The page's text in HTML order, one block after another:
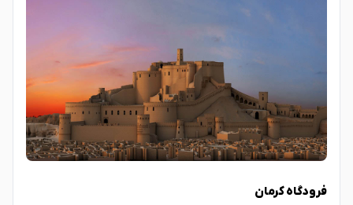
فرودگاه کرمان